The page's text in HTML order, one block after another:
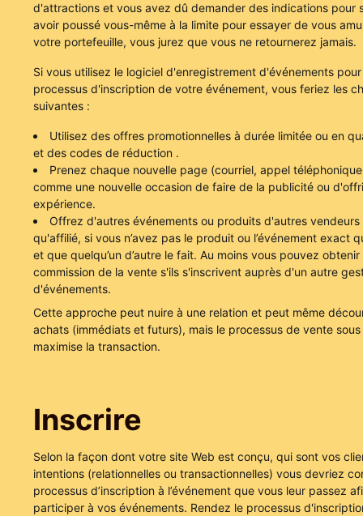
d'attractions et vous avez dû demander des indications pour
avoir poussé vous-même à la limite pour essayer de vous
votre portefeuille, vous jurez que vous ne retournerez jamais.
Si vous utilisez le logiciel d'enregistrement d'événements
processus d'inscription de votre événement, vous feriez les
suivantes :
Utilisez des offres promotionnelles à durée limitée ou en
et des codes de réduction .
Prenez chaque nouvelle page (courriel, appel
comme une nouvelle occasion de faire de la publicité ou
expérience.
Offrez d'autres événements ou produits d'autres vendeurs
qu'affilié, si vous n’avez pas le produit ou l’événement exact
et que quelqu’un d’autre le fait. Au moins vous pouvez obtenir
commission de la vente s'ils s'inscrivent auprès d'un autre
d'événements.
Cette approche peut nuire à une relation et peut même
achats (immédiats et futurs), mais le processus de vente sous
maximise la transaction.
Inscrire
Selon la façon dont votre site Web est conçu, qui sont vos
intentions (relationnelles ou transactionnelles) vous devriez
processus d’inscription à l’événement que vous leur passez
participer à vos événements. Rendez le processus